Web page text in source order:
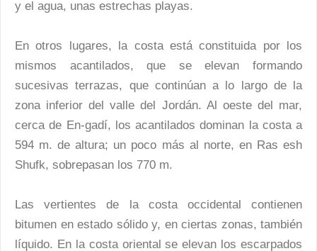
y el agua, unas estrechas playas.
En otros lugares, la costa está constituida por los
mismos acantilados, que se elevan formando
sucesivas terrazas, que continúan a lo largo de la
zona inferior del valle del Jordán. Al oeste del mar,
cerca de En-gadí, los acantilados dominan la costa a
594 m. de altura; un poco más al norte, en Ras esh
Shufk, sobrepasan los 770 m.
Las vertientes de la costa occidental contienen
bitumen en estado sólido y, en ciertas zonas, también
líquido. En la costa oriental se elevan los escarpados